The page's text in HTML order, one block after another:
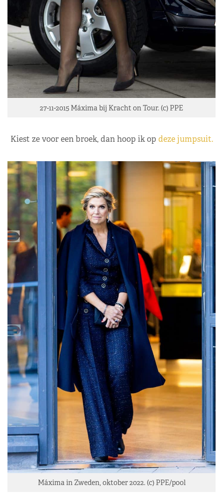
27-11-2015 Máxima bij Kracht on Tour. (c) PPE
Kiest ze voor een broek, dan hoop ik op deze jumpsuit.
Máxima in Zweden, oktober 2022. (c) PPE/pool